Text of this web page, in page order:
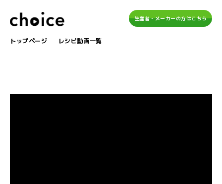
トップページ レシピ動画一覧
生産者・メーカーの方はこちら